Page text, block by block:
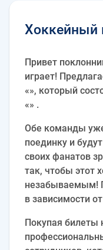
Хоккейный
Привет
играет!
«», который
«» .
Обе команды
поединку и
своих фанатов
так, чтобы этот
незабываемым!
в зависимости
Покупая билеты